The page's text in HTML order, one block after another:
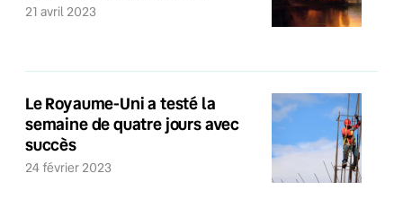
21 avril 2023
Le Royaume-Uni a testé la
semaine de quatre jours avec
succès
24 février 2023